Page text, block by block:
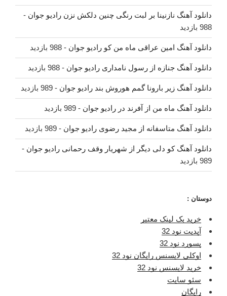
دانلود آهنگ نازنینا بر لبت رنگی چنین دلکش نزن رادیو جوان -
988 بازدید
دانلود آهنگ امین عراقی ماه من کو رادیو جوان - 988 بازدید
دانلود آهنگ جنازه از رسول نامداری رادیو جوان - 988 بازدید
دانلود آهنگ زیر بارونا گمم هوروش بند رادیو جوان - 989 بازدید
دانلود آهنگ ماه من از آفرند در رادیو جوان - 989 بازدید
دانلود آهنگ متاسفانه از مجید رضوی رادیو جوان - 989 بازدید
دانلود آهنگ کو دلی دیگر از شهریار وقف رحمانی رادیو جوان -
989 بازدید
دوستان :
خرید بک لینک معتبر
آپدیت نود 32
پسورد نود 32
اوکلی لایسنس رایگان نود 32
خرید لایسنس نود 32
سئو سایت
رایگان